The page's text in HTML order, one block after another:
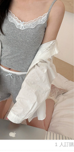
1 人訂購